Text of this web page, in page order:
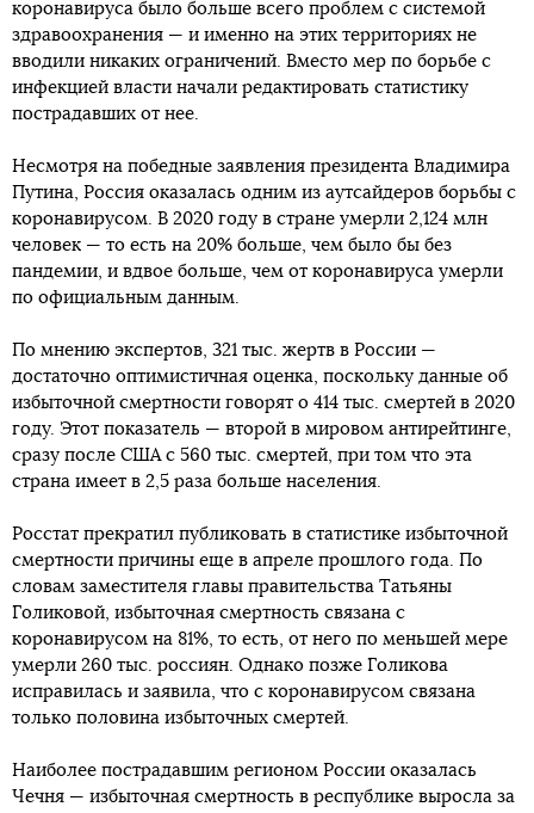
коронавируса было больше всего проблем с системой
здравоохранения — и именно на этих территориях не
вводили никаких ограничений. Вместо мер по борьбе с
инфекцией власти начали редактировать статистику
пострадавших от нее.
Несмотря на победные заявления президента Владимира
Путина, Россия оказалась одним из аутсайдеров борьбы с
коронавирусом. В 2020 году в стране умерли 2,124 млн
человек — то есть на 20% больше, чем было бы без
пандемии, и вдвое больше, чем от коронавируса умерли
по официальным данным.
По мнению экспертов, 321 тыс. жертв в России —
достаточно оптимистичная оценка, поскольку данные об
избыточной смертности говорят о 414 тыс. смертей в 2020
году. Этот показатель — второй в мировом антирейтинге,
сразу после США с 560 тыс. смертей, при том что эта
страна имеет в 2,5 раза больше населения.
Росстат прекратил публиковать в статистике избыточной
смертности причины еще в апреле прошлого года. По
словам заместителя главы правительства Татьяны
Голиковой, избыточная смертность связана с
коронавирусом на 81%, то есть, от него по меньшей мере
умерли 260 тыс. россиян. Однако позже Голикова
исправилась и заявила, что с коронавирусом связана
только половина избыточных смертей.
Наиболее пострадавшим регионом России оказалась
Чечня — избыточная смертность в республике выросла за